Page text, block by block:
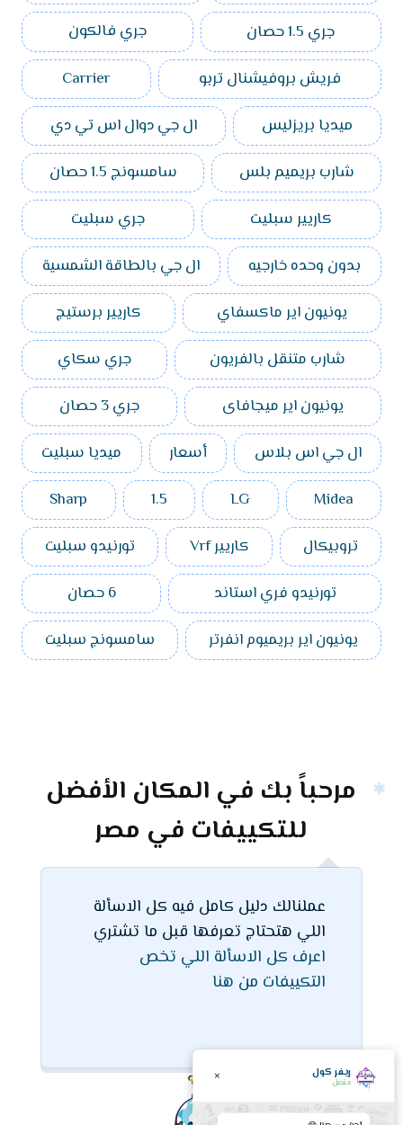
جري 1.5 حصان
جري فالكون
فريش بروفيشنال تربو
Carrier
ميديا بريزليس
ال جي دوال اس تي دي
شارب بريميم بلس
سامسونج 1.5 حصان
كاريير سبليت
جري سبليت
بدون وحده خارجيه
ال جي بالطاقة الشمسية
يونيون اير ماكسفاي
كاريير برستيج
شارب متنقل بالفريون
جري سكاي
يونيون اير ميجافاى
جري 3 حصان
ال جي اس بلاس
أسعار
ميديا سبليت
Midea
LG
1.5
Sharp
تروبيكال
كاريير Vrf
تورنيدو سبليت
تورنيدو فري استاند
6 حصان
يونيون اير بريميوم انفرتر
سامسونج سبليت
مرحباً بك في المكان الأفضل
للتكييفات في مصر
عملنالك دليل كامل فيه كل الاسألة
اللي هتحتاج تعرفها قبل ما تشتري
اعرف كل الاسألة اللي تخص
التكييفات من هنا
ريفر كول
متصل ×